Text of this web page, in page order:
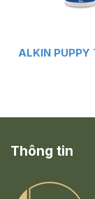
ALKIN PUPPY
Thông tin